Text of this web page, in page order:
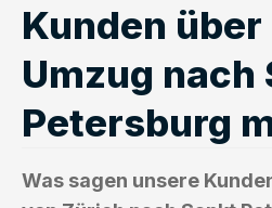
Kunden
Umzug nach
Petersburg
Was sagen unsere